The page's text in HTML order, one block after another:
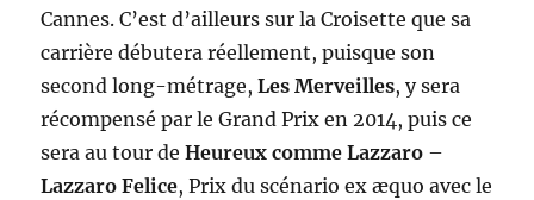
Cannes. C’est d’ailleurs sur la Croisette que sa
carrière débutera réellement, puisque son
second long-métrage, Les Merveilles, y sera
récompensé par le Grand Prix en 2014, puis ce
sera au tour deHeureux comme Lazzaro –
Lazzaro Felice, Prix du scénario ex æquo avec le